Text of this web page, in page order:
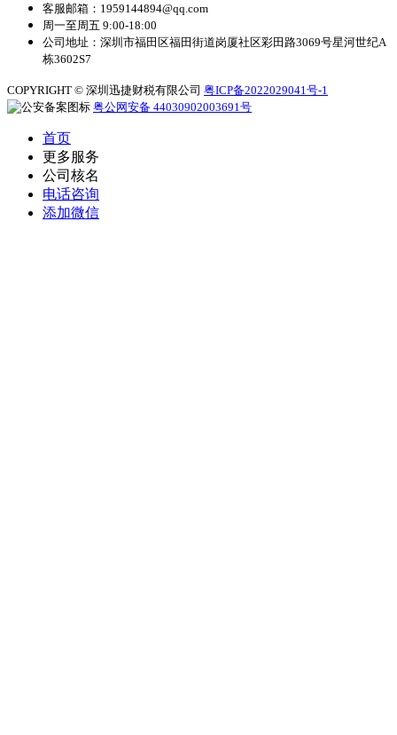
客服邮箱：1959144894@qq.com
周一至周五 9:00-18:00
公司地址：深圳市福田区福田街道岗厦社区彩田路3069号星河世纪A
栋3602S7
COPYRIGHT © 深圳迅捷财税有限公司 粤ICP备2022029041号-1
粤公网安备 44030902003691号
首页
更多服务
公司核名
电话咨询
添加微信